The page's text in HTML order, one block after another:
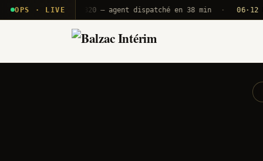
OPS · LIVE
· B71 Push A320 — agent dispatché en 38 min · 06·12 UTC